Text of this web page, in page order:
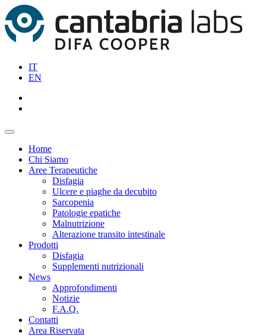
IT
EN
Home
Chi Siamo
Aree Terapeutiche
Disfagia
Ulcere e piaghe da decubito
Sarcopenia
Patologie epatiche
Malnutrizione
Alterazione transito intestinale
Prodotti
Disfagia
Supplementi nutrizionali
News
Approfondimenti
Notizie
F.A.Q.
Contatti
Area Riservata